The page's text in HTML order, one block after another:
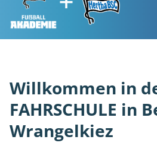
Willkommen in
FAHRSCHULE in
Wrangelkiez